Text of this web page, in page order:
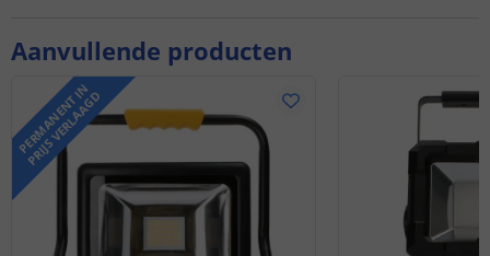
Aanvullende producten
P
E
R
M
A
N
E
N
T
I
N
P
R
I
J
S
V
E
R
L
A
A
G
D